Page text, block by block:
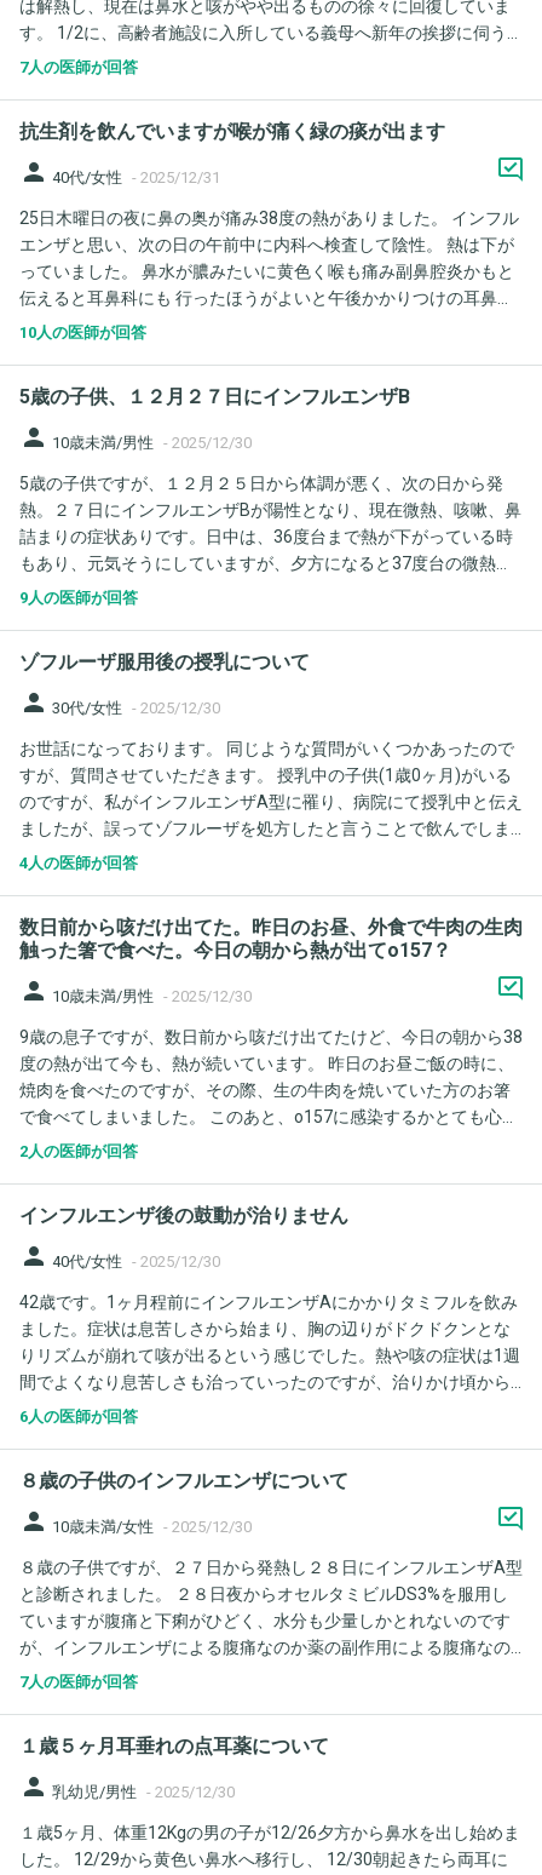
とても高いからかかったばかりですねと言われました。肺炎には
なっていないものの、脱力と脱水もあり、動けない為そのまま大
事をとって入院となりました。 まる1日経ちましたが、面会は出
ため、おかしいなと思いましたが、本人いわく鼻にチューブが入
っているから話ずらいからではないか？とのことでした。食事も
ん方も意識はしっかりしている・足は動き、力を入れられること
はできているとおっしゃっていて、頭部と胸部のCTも夜中に転倒
していないかの念のため可能性として撮っていただきましたが大
丈夫そうですとのことでした。熱は37℃前半くらいになってきた
そうです。 ●口調が弱々しく不安定だが、話している内容はしっ
るのか、とても心配でたまりません。ほぼ寝ているそうで、認知
症にならないかも不安です。足腰の体力が弱っている中での出来
らいですが、先生方のご意見お伺いできましたら幸いでございま
す。何卒よろしくお願いいたします。 ※長文となりまして、申し
訳ありません。
は解熱し、現在は鼻水と咳がやや出るものの徐々に回復していま
す。 1/2に、高齢者施設に入所している義母へ新年の挨拶に伺う
予定があります。 発症から日数は経っていますが、この時点でも
7人の医師が回答
抗生剤を飲んでいますが喉が痛く緑の痰が出ます
person 40代/女性 - 2025/12/31
25日木曜日の夜に鼻の奥が痛み38度の熱がありました。 インフル
エンザと思い、次の日の午前中に内科へ検査して陰性。 熱は下が
っていました。 鼻水が膿みたいに黄色く喉も痛み副鼻腔炎かもと
伝えると耳鼻科にも 行ったほうがよいと午後かかりつけの耳鼻科
に行きました。 鼻カメラで声帯まで見てくれて、膿があるので、
で咳が出ます。 日曜日寝る時は痰が引っかかる感じで咳が出てな
かなか寝付けませんでした。 月曜日に糖尿病の薬をもらいに行く
加湿を勧められて寝る時に加湿すると、 痰が流れ出るような感じ
があり、よく眠れました。 でも、火曜日朝は緑の痰が多く出まし
た。 今は緑の痰は出し切ったのか減りましたが、痰が出る時に強
い咳と、 飲み込む時、喉が焼けるような痛みがあります。 薬は明
日までなのですが、効いてると思っていいでしょうか。 強く咳を
休日診療の病院に行こうかと思っていますが、今のところ平熱な
ので、喉の痛みに耐えて、ちゃんと飲み切って様子見で良いでし
態です。
10人の医師が回答
5歳の子供、１２月２７日にインフルエンザB
person 10歳未満/男性 - 2025/12/30
5歳の子供ですが、１２月２５日から体調が悪く、次の日から発
熱。２７日にインフルエンザBが陽性となり、現在微熱、咳嗽、鼻
詰まりの症状ありです。日中は、36度台まで熱が下がっている時
もあり、元気そうにしていますが、夕方になると37度台の微熱に
なります。 昨日、就寝中に激しい咳で嗚咽。そのまま吐いてしま
吐。同じく寝ています。吐いた後、少しでも水分を摂らせようと
しますが、首を横にふり、そのまま眠ってしまいます。 ２日連続
た方が良いでしょうか、、。
9人の医師が回答
ゾフルーザ服用後の授乳について
person 30代/女性 - 2025/12/30
お世話になっております。 同じような質問がいくつかあったので
すが、質問させていただきます。 授乳中の子供(1歳0ヶ月)がいる
のですが、私がインフルエンザA型に罹り、病院にて授乳中と伝え
ましたが、誤ってゾフルーザを処方したと言うことで飲んでしま
いました。 授乳中の子供もインフルエンザA型でタミフルを服用
ます。 哺乳瓶から粉ミルクを飲まず、困っています。 また、子供
がタミフルを服用中で、ゾフルーザ後の授乳においてタミフルを
服用している子供に与えて良いのかも心配しています。 ご回答よ
4人の医師が回答
数日前から咳だけ出てた。昨日のお昼、外食で牛肉の生肉
触った箸で食べた。今日の朝から熱が出てo157？
person 10歳未満/男性 - 2025/12/30
9歳の息子ですが、数日前から咳だけ出てたけど、今日の朝から38
度の熱が出て今も、熱が続いています。 昨日のお昼ご飯の時に、
焼肉を食べたのですが、その際、生の牛肉を焼いていた方のお箸
で食べてしまいました。 このあと、o157に感染するかとても心配
です。 この発熱がインフルとかだと、どうなりますか？重症化す
2人の医師が回答
インフルエンザ後の鼓動が治りません
person 40代/女性 - 2025/12/30
42歳です。1ヶ月程前にインフルエンザAにかかりタミフルを飲み
ました。症状は息苦しさから始まり、胸の辺りがドクドクンとな
りリズムが崩れて咳が出るという感じでした。熱や咳の症状は1週
間でよくなり息苦しさも治っていったのですが、治りかけ頃から
一日に何回か不正脈のような、鼓動が大きくドクンとなるような
ないのと、特に痛み等はないのですがこれはインフルエンザの後
遺症でしょうか。受診をした方がいいのでしょうか。
6人の医師が回答
８歳の子供のインフルエンザについて
person 10歳未満/女性 - 2025/12/30
８歳の子供ですが、２７日から発熱し２８日にインフルエンザA型
と診断されました。 ２８日夜からオセルタミビルDS3%を服用し
ていますが腹痛と下痢がひどく、水分も少量しかとれないのです
が、インフルエンザによる腹痛なのか薬の副作用による腹痛なの
か判断が難しいのですが、薬を途中でやめない方が良いのでしょ
7人の医師が回答
１歳５ヶ月耳垂れの点耳薬について
person 乳幼児/男性 - 2025/12/30
１歳5ヶ月、体重12Kgの男の子が12/26夕方から鼻水を出し始めま
した。 12/29から黄色い鼻水へ移行し、 12/30朝起きたら両耳に